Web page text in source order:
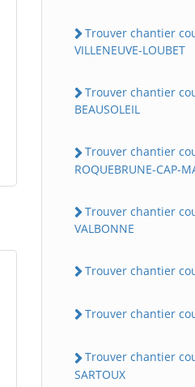
Trouver chantier
VILLENEUVE-LOUBET
Trouver chantier
BEAUSOLEIL
Trouver chantier
ROQUEBRUNE-CAP-
Trouver chantier
VALBONNE
Trouver chantier
Trouver chantier
Trouver chantier
SARTOUX